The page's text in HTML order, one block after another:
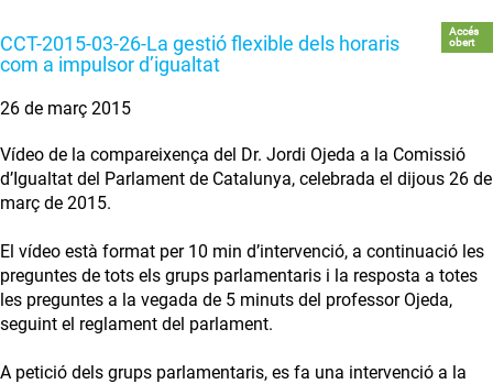
CCT-2015-03-26-La gestió flexible dels horaris
com a impulsor d’igualtat
Accés
obert
26 de març 2015
Vídeo de la compareixença del Dr. Jordi Ojeda a la Comissió
d’Igualtat del Parlament de Catalunya, celebrada el dijous 26 de
març de 2015.
El vídeo està format per 10 min d’intervenció, a continuació les
preguntes de tots els grups parlamentaris i la resposta a totes
les preguntes a la vegada de 5 minuts del professor Ojeda,
seguint el reglament del parlament.
A petició dels grups parlamentaris, es fa una intervenció a la